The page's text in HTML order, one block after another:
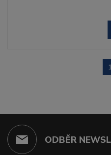
1
ODBĚR